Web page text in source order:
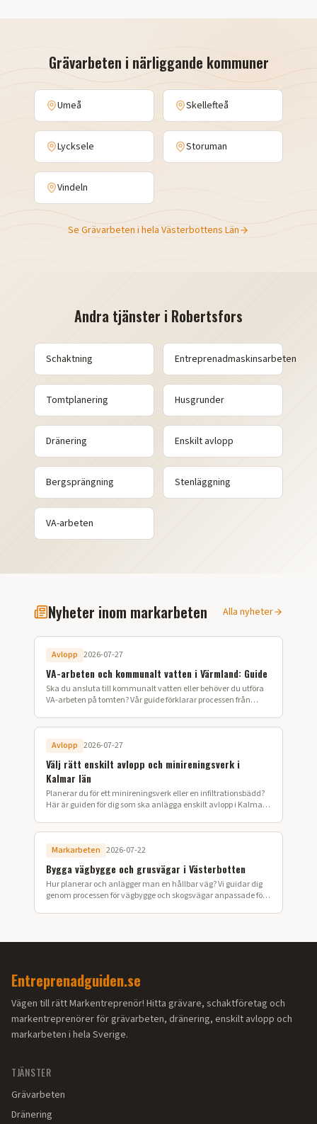
Grävarbeten i närliggande kommuner
Umeå Skellefteå
Lycksele Storuman
Vindeln
Se Grävarbeten i hela Västerbottens Län
Andra tjänster i Robertsfors
Schaktning Entreprenadmaskinsarbeten
Tomtplanering Husgrunder
Dränering Enskilt avlopp
Bergsprängning Stenläggning
VA-arbeten
Nyheter inom markarbeten Alla nyheter
Avlopp 2026-07-27
VA-arbeten och kommunalt vatten i Värmland: Guide
Ska du ansluta till kommunalt vatten eller behöver du utföra
VA-arbeten på tomten? Vår guide förklarar processen från
Avlopp 2026-07-27
Välj rätt enskilt avlopp och minireningsverk i
Kalmar län
Planerar du för ett minireningsverk eller en infiltrationsbädd?
Här är guiden för dig som ska anlägga enskilt avlopp i Kalmar
Markarbeten 2026-07-22
Bygga vägbygge och grusvägar i Västerbotten
Hur planerar och anlägger man en hållbar väg? Vi guidar dig
genom processen för vägbygge och skogsvägar anpassade för
Entreprenadguiden.se
Vägen till rätt Markentreprenör! Hitta grävare, schaktföretag och
markentreprenörer för grävarbeten, dränering, enskilt avlopp och
markarbeten i hela Sverige.
TJÄNSTER
Grävarbeten
Dränering